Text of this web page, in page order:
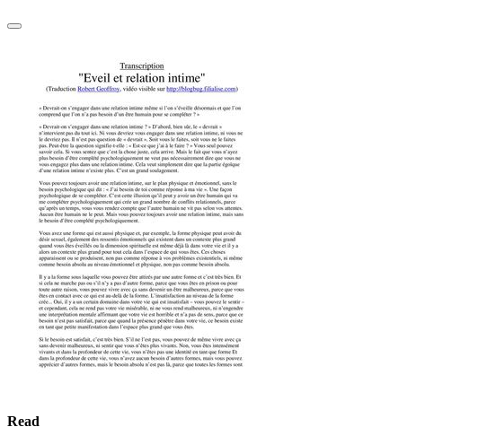
Read